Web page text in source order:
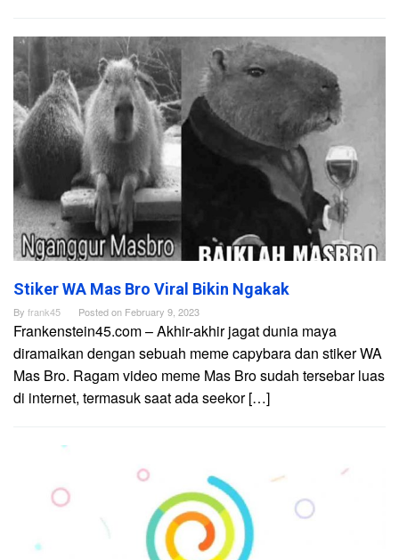
Stiker WA Mas Bro Viral Bikin Ngakak
By frank45 Posted on February 9, 2023
Frankenstein45.com – Akhir-akhir jagat dunia maya
diramaikan dengan sebuah meme capybara dan stiker WA
Mas Bro. Ragam video meme Mas Bro sudah tersebar luas
di internet, termasuk saat ada seekor […]